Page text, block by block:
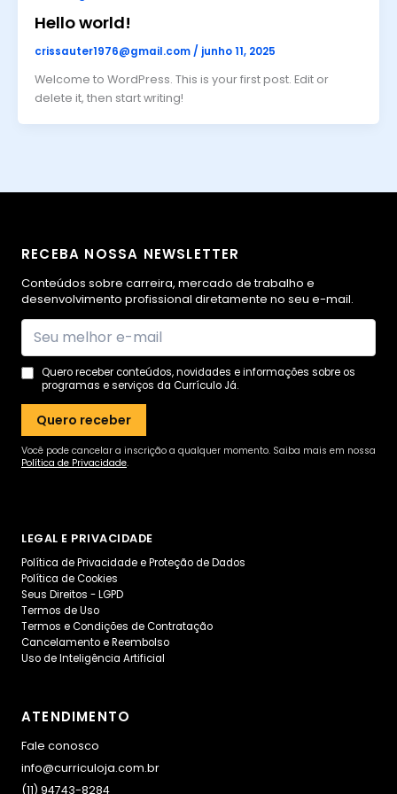
Hello world!
crissauter1976@gmail.com / junho 11, 2025
Welcome to WordPress. This is your first post. Edit or
delete it, then start writing!
RECEBA NOSSA NEWSLETTER
Conteúdos sobre carreira, mercado de trabalho e
desenvolvimento profissional diretamente no seu e-mail.
Seu
melhor
e-
mailQuero receber conteúdos, novidades e informações sobre os
programas e serviços da Currículo Já.
Quero receber
Você pode cancelar a inscrição a qualquer momento. Saiba mais em nossa
Política de Privacidade.
LEGAL E PRIVACIDADE
Política de Privacidade e Proteção de Dados
Política de Cookies
Seus Direitos - LGPD
Termos de Uso
Termos e Condições de Contratação
Cancelamento e Reembolso
Uso de Inteligência Artificial
ATENDIMENTO
Fale conosco
info@curriculoja.com.br
(11) 94743-8284